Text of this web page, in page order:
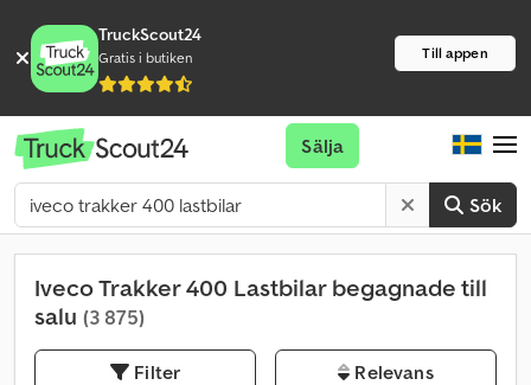
TruckScout24
Gratis i butiken Till appen
Sök
Sälja
Iveco Trakker 400 Lastbilar begagnade till
salu (3 875)
Filter Relevans